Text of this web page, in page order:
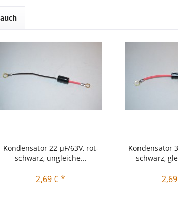
Kondensator 22 µF/63V, rot-
schwarz, ungleiche...
2,69 € *
Kondensator
schwarz,